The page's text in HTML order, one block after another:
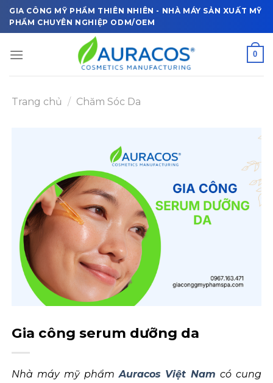
SkipGIA CÔNG MỸ PHẨM THIÊN NHIÊN - NHÀ MÁY SẢN XUẤT MỸ
PHẨM CHUYÊN NGHIỆP ODM/OEM
0
Trang chủ / Chăm Sóc Da
Gia công serum dưỡng da
Nhà máy mỹ phẩmAuracos Việt Nam có cung